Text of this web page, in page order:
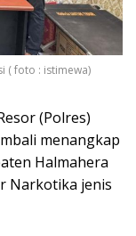
( foto : istimewa)
(Polres)
menangkap
Halmahera
Narkotika jenis